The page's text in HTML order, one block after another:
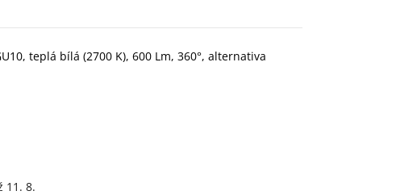
teplá bílá (2700 K), 600 Lm, 360°, alternativa
11. 8.